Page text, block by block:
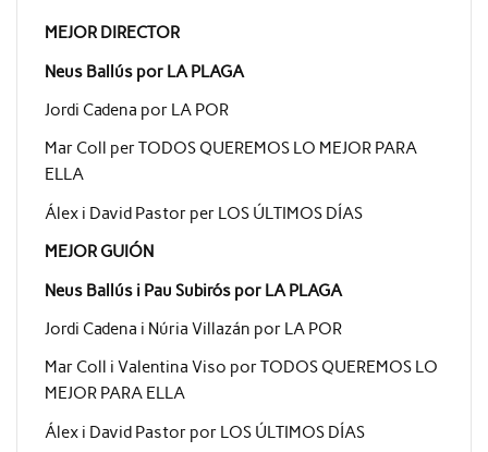
MEJOR DIRECTOR
Neus Ballús por LA PLAGA
Jordi Cadena por LA POR
Mar Coll per TODOS QUEREMOS LO MEJOR PARA
ELLA
Álex i David Pastor per LOS ÚLTIMOS DÍAS
MEJOR GUIÓN
Neus Ballús i Pau Subirós por LA PLAGA
Jordi Cadena i Núria Villazán por LA POR
Mar Coll i Valentina Viso por TODOS QUEREMOS LO
MEJOR PARA ELLA
Álex i David Pastor por LOS ÚLTIMOS DÍAS